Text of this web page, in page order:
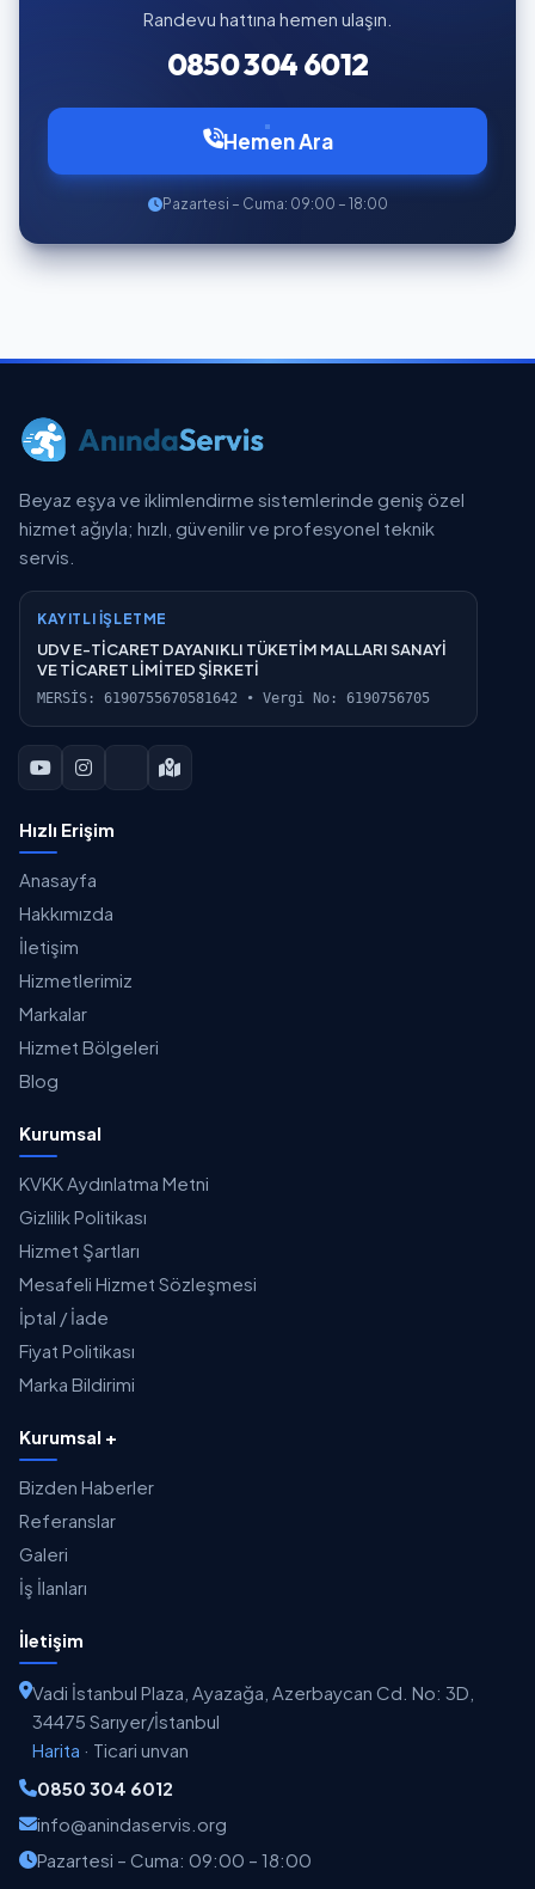
Randevu hattına hemen ulaşın.
0850 304 6012
Hemen Ara
Pazartesi – Cuma: 09:00 – 18:00
Beyaz eşya ve iklimlendirme sistemlerinde geniş özel
hizmet ağıyla; hızlı, güvenilir ve profesyonel teknik
servis.
KAYITLI İŞLETME
UDV E-TİCARET DAYANIKLI TÜKETİM MALLARI SANAYİ
VE TİCARET LİMİTED ŞİRKETİ
MERSİS: 6190755670581642 • Vergi No: 6190756705
Hızlı Erişim
Anasayfa
Hakkımızda
İletişim
Hizmetlerimiz
Markalar
Hizmet Bölgeleri
Blog
Kurumsal
KVKK Aydınlatma Metni
Gizlilik Politikası
Hizmet Şartları
Mesafeli Hizmet Sözleşmesi
İptal / İade
Fiyat Politikası
Marka Bildirimi
Kurumsal +
Bizden Haberler
Referanslar
Galeri
İş İlanları
İletişim
Vadi İstanbul Plaza, Ayazağa, Azerbaycan Cd. No: 3D,
34475 Sarıyer/İstanbul
Harita · Ticari unvan
0850 304 6012
info@anindaservis.org
Pazartesi – Cuma: 09:00 – 18:00